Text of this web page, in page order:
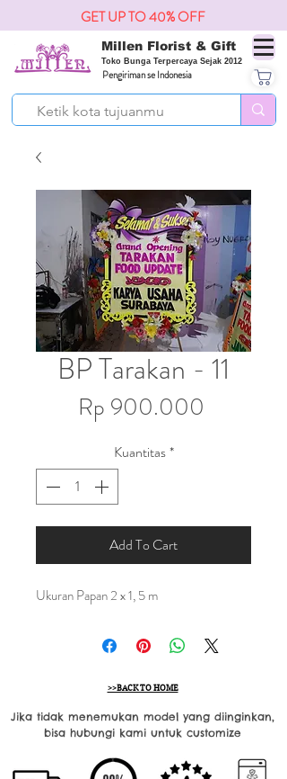
Millen Florist & Gift
Toko Bunga Terpercaya Sejak 2012
Pengiriman se Indonesia
GET UP TO 40% OFF
BP Tarakan - 11
Rp 900.000
Kuantitas*
Add To Cart
Ukuran Papan 2 x 1, 5 m
>>BACK TO HOME
Jika tidak menemukan model yang diinginkan,
bisa hubungi kami untuk customize